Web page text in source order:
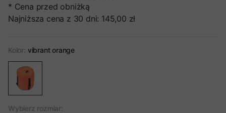
* Cena przed obniżką
Najniższa cena z 30 dni: 145,00 zł
Kolor: vibrant orange
Wybierz rozmiar: